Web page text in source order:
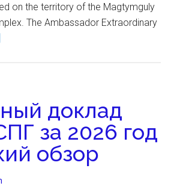
on the territory of the Magtymguly
The Ambassador Extraordinary
доклад
за 2026 год
обзор